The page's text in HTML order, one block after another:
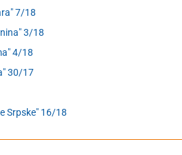
7/18
3/18
4/18
30/17
Srpske" 16/18